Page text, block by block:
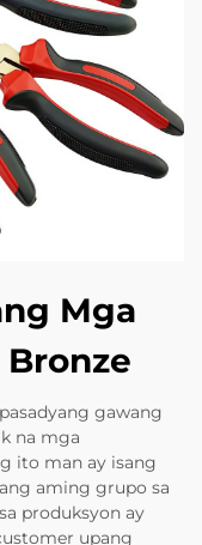
Mga
gawang
na mga
ito man ay isang
aming grupo sa
produksyon ay
upang